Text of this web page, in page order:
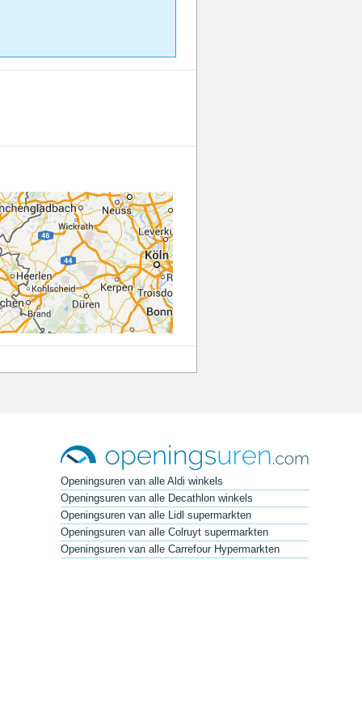
Openingsuren van alle Aldi winkels
Openingsuren van alle Decathlon winkels
Openingsuren van alle Lidl supermarkten
Openingsuren van alle Colruyt supermarkten
Openingsuren van alle Carrefour Hypermarkten